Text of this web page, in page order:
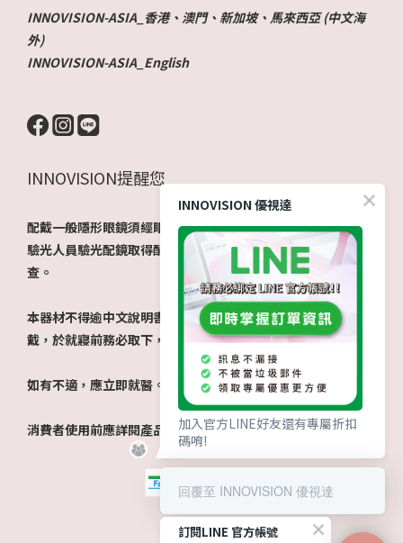
INNOVISION-ASIA_香港、澳門、新加坡、馬來西亞 (中文海
外)
INNOVISION-ASIA_English
INNOVISION提醒您
配戴一般隱形眼鏡須經眼科醫師驗光配鏡取得處方箋，或經由
驗光人員驗光配鏡取得配鏡單，並定期接受眼科醫師追蹤檢
查。
本器材不得逾中文說明書建議之最長配戴時數、不得重覆配
戴，於就寢前務必取下，以免感染或潰瘍。
如有不適，應立即就醫。
消費者使用前應詳閱產品說明書。​
INNOVISION 優視達
加入官方LINE好友還有專屬折扣
碼唷!
回覆至 INNOVISION 優視達
訂閱LINE 官方帳號